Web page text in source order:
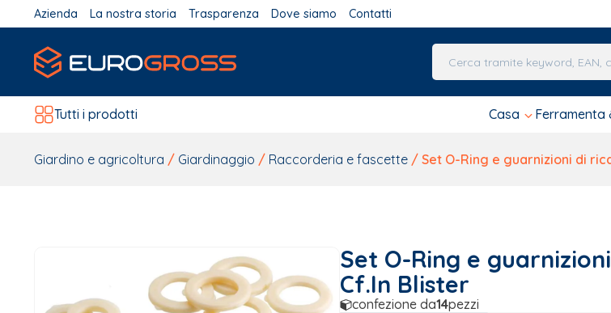
Azienda La nostra storia Trasparenza Dove siamo Contatti
Tutti i prodotti
Casa Ferramenta
Giardino e agricoltura / Giardinaggio / Raccorderia e fascette / Set O-Ring e guarnizioni di
Set O-Ring e
Cf.In Blister
confezione da14pezzi